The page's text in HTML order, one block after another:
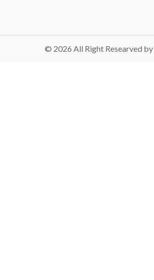
© 2026 All Right Researved by